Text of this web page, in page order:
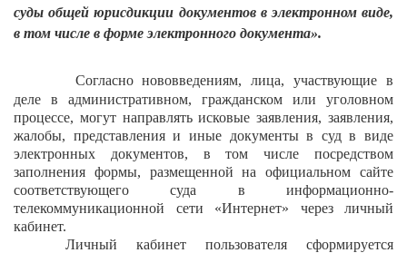
суды общей юрисдикции документов в электронном виде,
в том числе в форме электронного документа».
Согласно нововведениям, лица, участвующие в
деле в административном, гражданском или уголовном
процессе, могут направлять исковые заявления, заявления,
жалобы, представления и иные документы в суд в виде
электронных документов, в том числе посредством
заполнения формы, размещенной на официальном сайте
соответствующего суда в информационно-
телекоммуникационной сети «Интернет» через личный
кабинет.
Личный кабинет пользователя сформируется